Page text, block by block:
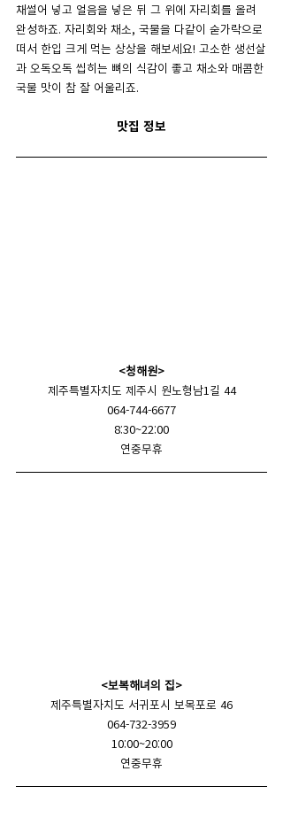
채썰어 넣고 얼음을 넣은 뒤 그 위에 자리회를 올려
완성하죠. 자리회와 채소, 국물을 다같이 숟가락으로
떠서 한입 크게 먹는 상상을 해보세요! 고소한 생선살
과 오독오독 씹히는 뼈의 식감이 좋고 채소와 매콤한
국물 맛이 참 잘 어울리죠.
맛집 정보
<청해원>
제주특별자치도 제주시 원노형남1길 44
064-744-6677
8:30~22:00
연중무휴
<보복해녀의 집>
제주특별자치도 서귀포시 보목포로 46
064-732-3959
10:00~20:00
연중무휴